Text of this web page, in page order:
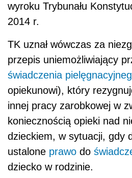
wyroku Trybunału
2014 r.
TK uznał wówczas za
przepis uniemożliwiający
świadczenia
opiekunowi), który
innej pracy zarobkowej w
koniecznością opieki nad
dzieckiem, w sytuacji, gdy
ustalone prawo do
dziecko w rodzinie.